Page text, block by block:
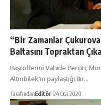
“Bir Zamanlar
Baltasını Topraktan
Başrollerini Vahide Perçin,
Altınbilek'in paylaştığı Bir…
TarafındanEditör 24 Oca 2020